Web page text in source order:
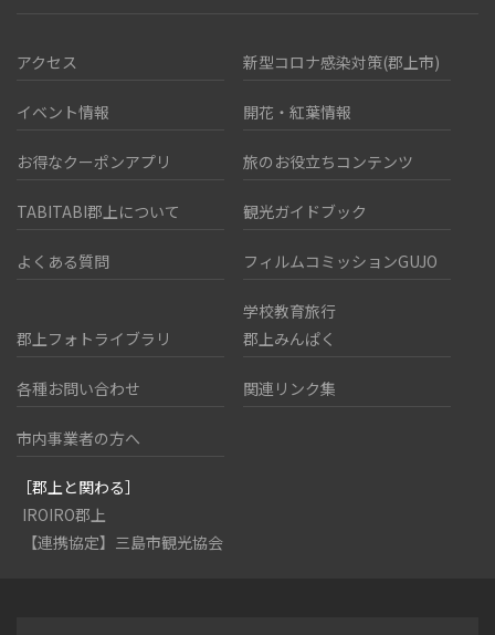
アクセス 新型コロナ感染対策(郡上市)
イベント情報 開花・紅葉情報
お得なクーポンアプリ 旅のお役立ちコンテンツ
TABITABI郡上について 観光ガイドブック
よくある質問 フィルムコミッションGUJO
郡上フォトライブラリ
学校教育旅行
郡上みんぱく
各種お問い合わせ 関連リンク集
市内事業者の方へ
［郡上と関わる］
IROIRO郡上
【連携協定】三島市観光協会